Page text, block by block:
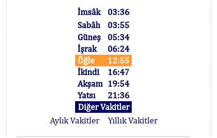
İmsâk
03:36
Sabâh
03:55
Güneş
05:34
İşrak
06:24
Öğle
12:55
İkindi
16:47
Akşam 19:54
Yatsı
21:36
Diğer Vakitler
Aylık Vakitler
Yıllık Vakitler